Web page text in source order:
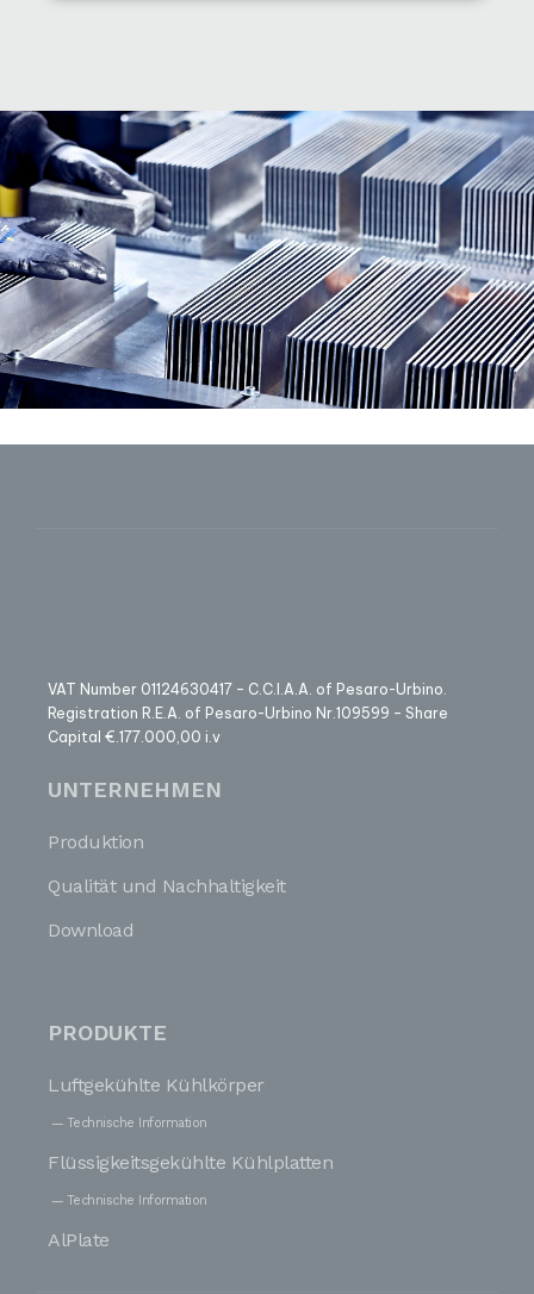
VAT Number 01124630417 – C.C.I.A.A. of Pesaro-Urbino.
Registration R.E.A. of Pesaro-Urbino Nr.109599 – Share
Capital €.177.000,00 i.v
UNTERNEHMEN
Produktion
Qualität und Nachhaltigkeit
Download
PRODUKTE
Luftgekühlte Kühlkörper
Technische Information
Flüssigkeitsgekühlte Kühlplatten
Technische Information
AlPlate